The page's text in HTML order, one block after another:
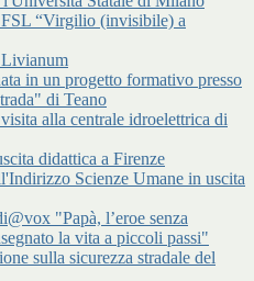
“Virgilio (invisibile) a
in un progetto formativo presso
di Teano
alla centrale idroelettrica di
didattica a Firenze
Scienze Umane in uscita
"Papà, l’eroe senza
la vita a piccoli passi"
sulla sicurezza stradale del